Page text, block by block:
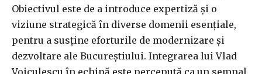
Obiectivul este de a introduce expertiză și o
viziune strategică în diverse domenii esențiale,
pentru a susține eforturile de modernizare și
dezvoltare ale Bucureștiului. Integrarea lui Vlad